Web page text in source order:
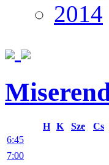
2014
H K Sze Cs
6:45
7:00